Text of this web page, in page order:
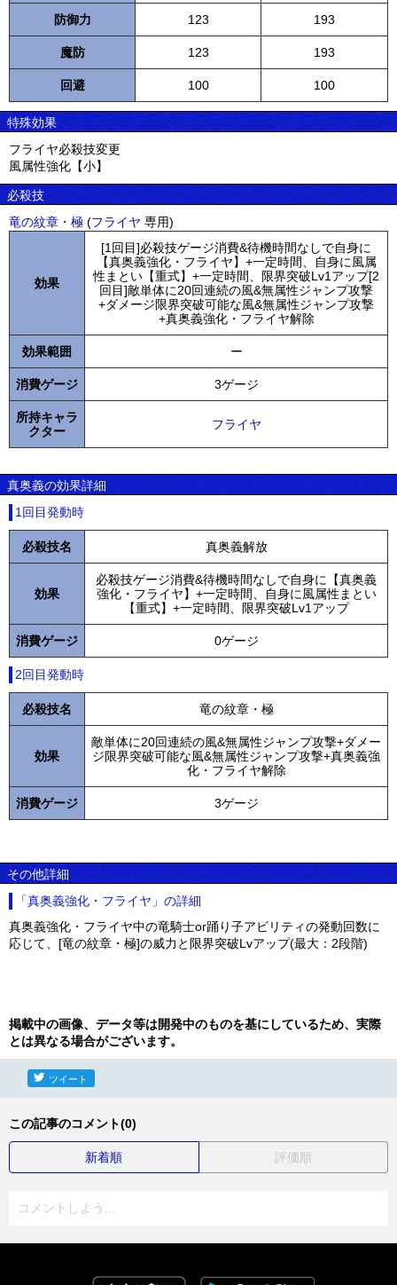
防御力 123 193
魔防 123 193
回避 100 100
特殊効果
フライヤ必殺技変更
風属性強化【小】
必殺技
竜の紋章・極 (フライヤ 専用)
効果
[1回目]必殺技ゲージ消費&待機時間なしで自身に
【真奥義強化・フライヤ】+一定時間、自身に風属
性まとい【重式】+一定時間、限界突破Lv1アップ[2
回目]敵単体に20回連続の風&無属性ジャンプ攻撃
+ダメージ限界突破可能な風&無属性ジャンプ攻撃
+真奥義強化・フライヤ解除
効果範囲 ー
消費ゲージ 3ゲージ
所持キャラ
クター
フライヤ
真奥義の効果詳細
1回目発動時
必殺技名 真奥義解放
効果
必殺技ゲージ消費&待機時間なしで自身に【真奥義
強化・フライヤ】+一定時間、自身に風属性まとい
【重式】+一定時間、限界突破Lv1アップ
消費ゲージ 0ゲージ
2回目発動時
必殺技名 竜の紋章・極
効果
敵単体に20回連続の風&無属性ジャンプ攻撃+ダメー
ジ限界突破可能な風&無属性ジャンプ攻撃+真奥義強
化・フライヤ解除
消費ゲージ 3ゲージ
その他詳細
「真奥義強化・フライヤ」の詳細
真奥義強化・フライヤ中の竜騎士or踊り子アビリティの発動回数に
応じて、[竜の紋章・極]の威力と限界突破Lvアップ(最大：2段階)
掲載中の画像、データ等は開発中のものを基にしているため、実際
とは異なる場合がございます。
ツイート
この記事のコメント(0)
新着順 評価順
コメントしよう...